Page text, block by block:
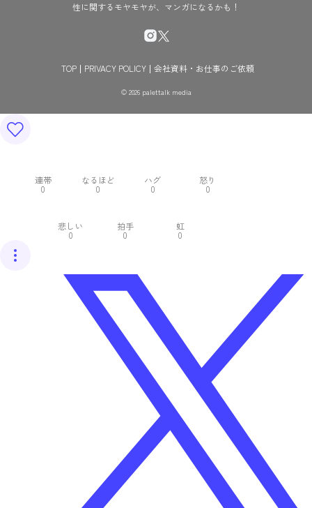
性に関するモヤモヤが、マンガになるかも！
TOP PRIVACY POLICY 会社資料・お仕事のご依頼
© 2026 palettalk media
連帯
0
なるほど
0
ハグ
0
怒り
0
悲しい
0
拍手
0
虹
0